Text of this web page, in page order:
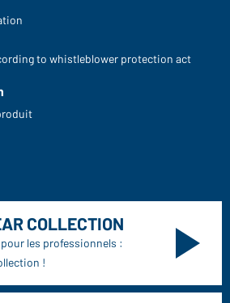
to whistleblower protection act
COLLECTION
les professionnels :
!